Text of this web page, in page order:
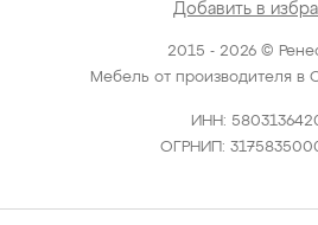
2015 - 2026 ©
Мебель от производителя в
ИНН:
ОГРНИП:
Добавить в